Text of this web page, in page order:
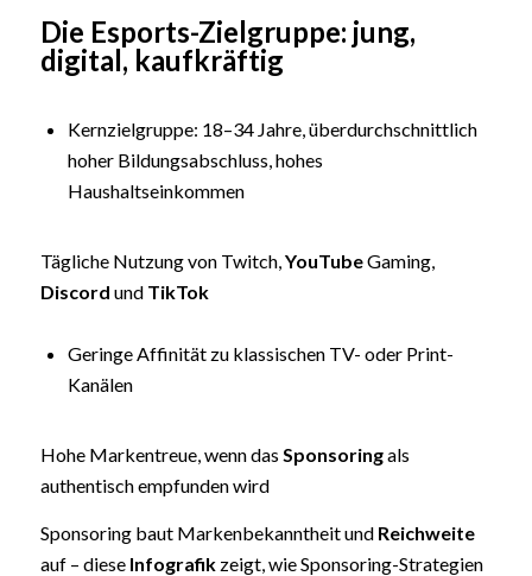
Die Esports-Zielgruppe: jung,
digital, kaufkräftig
Kernzielgruppe: 18–34 Jahre, überdurchschnittlich
hoher Bildungsabschluss, hohes
Haushaltseinkommen
Tägliche Nutzung von Twitch, YouTubeGaming,
Discord und TikTok
Geringe Affinität zu klassischen TV- oder Print-
Kanälen
Hohe Markentreue, wenn das Sponsoringals
authentisch empfunden wird
Sponsoring baut Markenbekanntheit und Reichweite
auf – diese Infografikzeigt, wie Sponsoring-Strategien